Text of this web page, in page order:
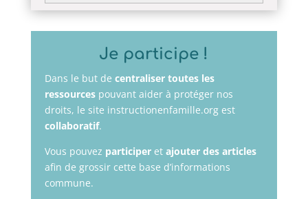
Je participe !
Dans le but de centraliser toutes les
ressourcespouvant aider à protéger nos
droits, le site instructionenfamille.org est
collaboratif.
Vous pouvez participeret ajouter des articles
afin de grossir cette base d’informations
commune.